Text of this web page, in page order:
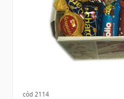
cód 2114